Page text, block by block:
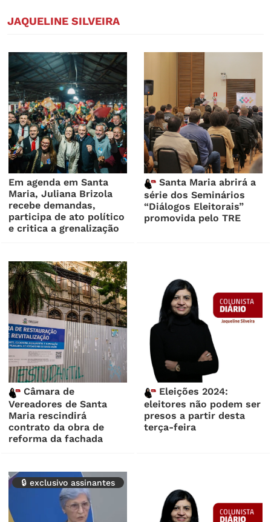
JAQUELINE SILVEIRA
Em agenda em Santa
Maria, Juliana Brizola
recebe demandas,
participa de ato político
e critica a grenalização
Santa Maria abrirá a
série dos Seminários
“Diálogos Eleitorais”
promovida pelo TRE
Câmara de
Vereadores de Santa
Maria rescindirá
contrato da obra de
reforma da fachada
Eleições 2024:
eleitores não podem ser
presos a partir desta
terça-feira
🔒 exclusivo assinantes